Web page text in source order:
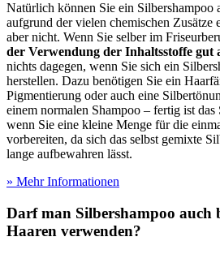
Natürlich können Sie ein Silbershampoo
aufgrund der vielen chemischen Zusätze
aber nicht. Wenn Sie selber im
der Verwendung der Inhaltsstoffe gut
nichts dagegen, wenn Sie sich ein
herstellen. Dazu benötigen Sie ein
Pigmentierung oder auch eine
einem normalen Shampoo – fertig ist
wenn Sie eine kleine Menge für die
vorbereiten, da sich das selbst gemixte
lange aufbewahren lässt.
» Mehr Informationen
Darf man Silbershampoo auch
Haaren verwenden?